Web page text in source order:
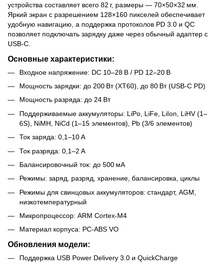
устройства составляет всего 82 г, размеры — 70×50×32 мм.
Яркий экран с разрешением 128×160 пикселей обеспечивает
удобную навигацию, а поддержка протоколов PD 3.0 и QC
позволяет подключать зарядку даже через обычный адаптер с
USB‑C.
Основные характеристики:
Входное напряжение: DC 10–28 В / PD 12–20 В
Мощность зарядки: до 200 Вт (XT60), до 80 Вт (USB‑C PD)
Мощность разряда: до 24 Вт
Поддерживаемые аккумуляторы: LiPo, LiFe, LiIon, LiHV (1–
6S), NiMH, NiCd (1–15 элементов), Pb (3/6 элементов)
Ток заряда: 0,1–10 А
Ток разряда: 0,1–2 А
Балансировочный ток: до 500 мА
Режимы: заряд, разряд, хранение, балансировка, циклы
Режимы для свинцовых аккумуляторов: стандарт, AGM,
низкотемпературный
Микропроцессор: ARM Cortex‑M4
Материал корпуса: PC‑ABS VO
Обновления модели:
Поддержка USB Power Delivery 3.0 и QuickCharge